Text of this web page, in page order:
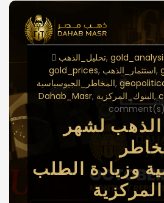
تحليل_الذهب
gold_prices استثمار_الذهب
المخاطر_الجيوسياسية
Dahab_Masr البنوك_المركزية
comment(s)
الذهب لشهر
وزيادة الطلب